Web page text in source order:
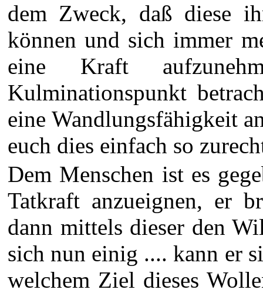
dem Zweck, daß diese
können und sich immer
eine Kraft
Kulminationspunkt
eine Wandlungsfähigkeit
euch dies einfach so
Dem Menschen ist es
Tatkraft anzueignen, er
dann mittels dieser den
sich nun einig .... kann er
welchem Ziel dieses